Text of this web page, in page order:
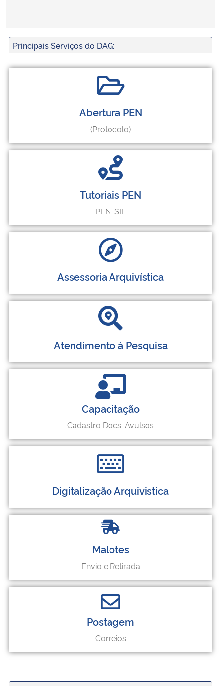
Principais Serviços do DAG:
Abertura PEN
(Protocolo)
Tutoriais PEN
PEN-SIE
Assessoria Arquivística
Atendimento à Pesquisa
Capacitação
Cadastro Docs. Avulsos
Digitalização Arquivistica
Malotes
Envio e Retirada
Postagem
Correios